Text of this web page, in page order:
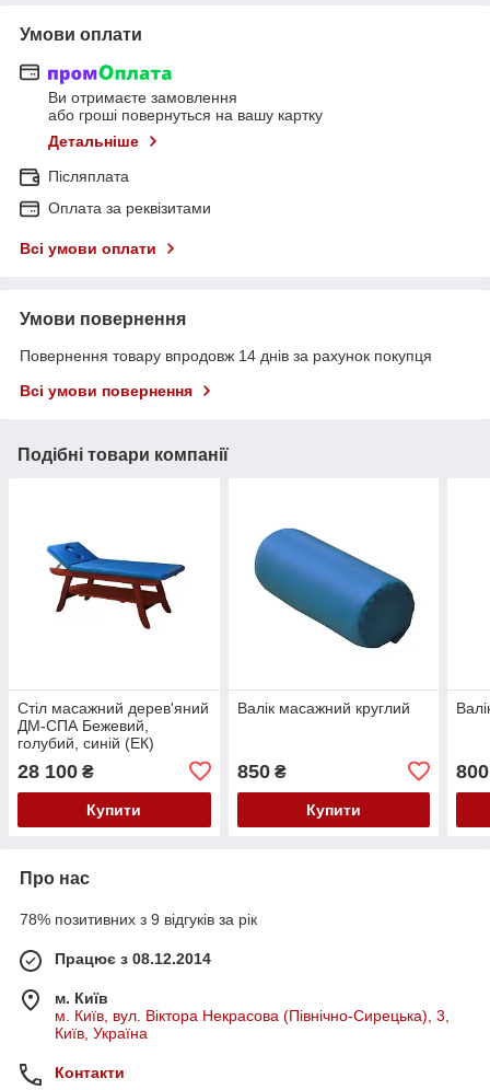
Умови оплати
Ви отримаєте замовлення
або гроші повернуться на вашу картку
Детальніше
Післяплата
Оплата за реквізитами
Всі умови оплати
Умови повернення
Повернення товару впродовж 14 днів за рахунок покупця
Всі умови повернення
Подібні товари компанії
Стіл масажний дерев'яний
ДМ-СПА Бежевий,
голубий, синій (ЕК)
28 100 ₴
Купити
Валік масажний круглий
850₴
Купити
800
Про нас
78% позитивних з 9 відгуків за рік
Працює з 08.12.2014
м. Київ
м. Київ, вул. Віктора Некрасова (Північно-Сирецька), 3,
Київ, Україна
Контакти